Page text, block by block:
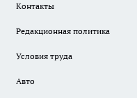
Контакты
Редакционная политика
Условия труда
Авто